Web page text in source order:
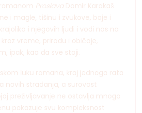
ProslavaDamir Karakaš
i magle, tišinu i zvukove, boje i
i njegovih ljudi i vodi nas na
vreme, prirodu i običaje,
ipak, kao da sve stoji.
luku romana, kraj jednoga rata
novih stradanja, a surovost
preživljavanje ne ostavlja mnogo
pokazuje svu kompleksnost